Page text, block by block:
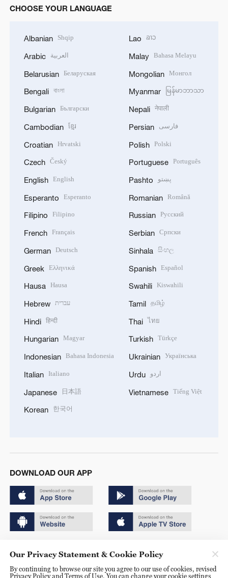
CHOOSE YOUR LANGUAGE
Albanian Shqip
Arabic العربية
Belarusian Беларуская
Bengali বাংলা
Bulgarian Български
Cambodian ខ្មែរ
Croatian Hrvatski
Czech Český
English English
Esperanto Esperanto
Filipino Filipino
French Français
German Deutsch
Greek Ελληνικά
Hausa Hausa
Hebrew עברית
Hindi हिन्दी
Hungarian Magyar
Indonesian Bahasa Indonesia
Italian Italiano
Japanese 日本語
Korean 한국어
Lao ລາວ
Malay Bahasa Melayu
Mongolian Монгол
Myanmar မြန်မာဘာသာ
Nepali नेपाली
Persian فارسی
Polish Polski
Portuguese Português
Pashto پښتو
Romanian Română
Russian Русский
Serbian Српски
Sinhala සිංහල
Spanish Español
Swahili Kiswahili
Tamil தமிழ்
Thai ไทย
Turkish Türkçe
Ukrainian Українська
Urdu اردو
Vietnamese Tiếng Việt
DOWNLOAD OUR APP
京ICP备20000184号
Our Privacy Statement & Cookie Policy
By continuing to browse our site you agree to our use of cookies, revised
Privacy Policy and Terms of Use. You can change your cookie settings